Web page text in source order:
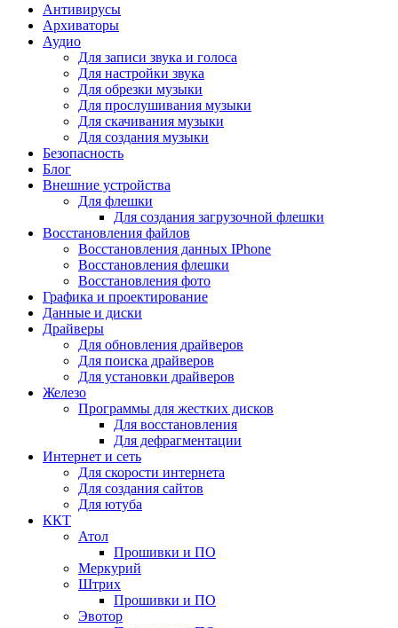
Антивирусы
Архиваторы
Аудио
Для записи звука и голоса
Для настройки звука
Для обрезки музыки
Для прослушивания музыки
Для скачивания музыки
Для создания музыки
Безопасность
Блог
Внешние устройства
Для флешки
Для создания загрузочной флешки
Восстановления файлов
Восстановления данных IPhone
Восстановления флешки
Восстановления фото
Графика и проектирование
Данные и диски
Драйверы
Для обновления драйверов
Для поиска драйверов
Для установки драйверов
Железо
Программы для жестких дисков
Для восстановления
Для дефрагментации
Интернет и сеть
Для скорости интернета
Для создания сайтов
Для ютуба
ККТ
Атол
Прошивки и ПО
Меркурий
Штрих
Прошивки и ПО
Эвотор